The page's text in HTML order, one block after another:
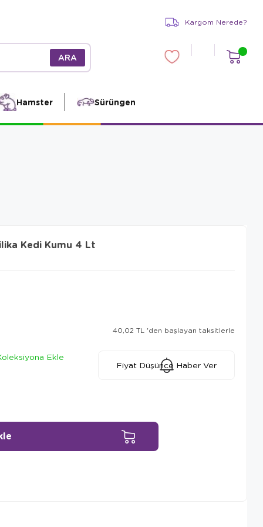
Kargom Nerede?
Hamster Sürüngen
Kedi Kumu 4 Lt
40,02 TL 'den başlayan taksitlerle
Ekle
Fiyat Düşünce Haber Ver